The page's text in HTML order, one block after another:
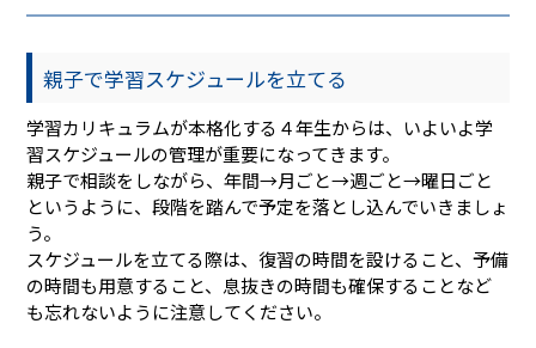
親子で学習スケジュールを立てる
学習カリキュラムが本格化する４年生からは、いよいよ学
習スケジュールの管理が重要になってきます。
親子で相談をしながら、年間→月ごと→週ごと→曜日ごと
というように、段階を踏んで予定を落とし込んでいきましょ
う。
スケジュールを立てる際は、復習の時間を設けること、予備
の時間も用意すること、息抜きの時間も確保することなど
も忘れないように注意してください。